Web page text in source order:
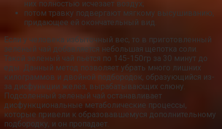
них полностью исчезает воздух;
потом травку подвергают мягкому высушиванию,
придающее ей окончательный вид.
Если у человека избыточный вес, то в приготовленный
зелёный чай добавляется небольшая щепотка соли.
Такой зелёный чай пьётся по 145-150гр за 30 минут до
еды. Данный метод позволяет убрать много лишних
килограммов и двойной подбородок, образующийся из-
за дисфункции желёз, вырабатывающих слюну.
Подсоленный зелёный чай останавливает
дисфункциональные метаболические процессы,
которые привели к образовавшемуся дополнительному
подбородку, и он пропадает.